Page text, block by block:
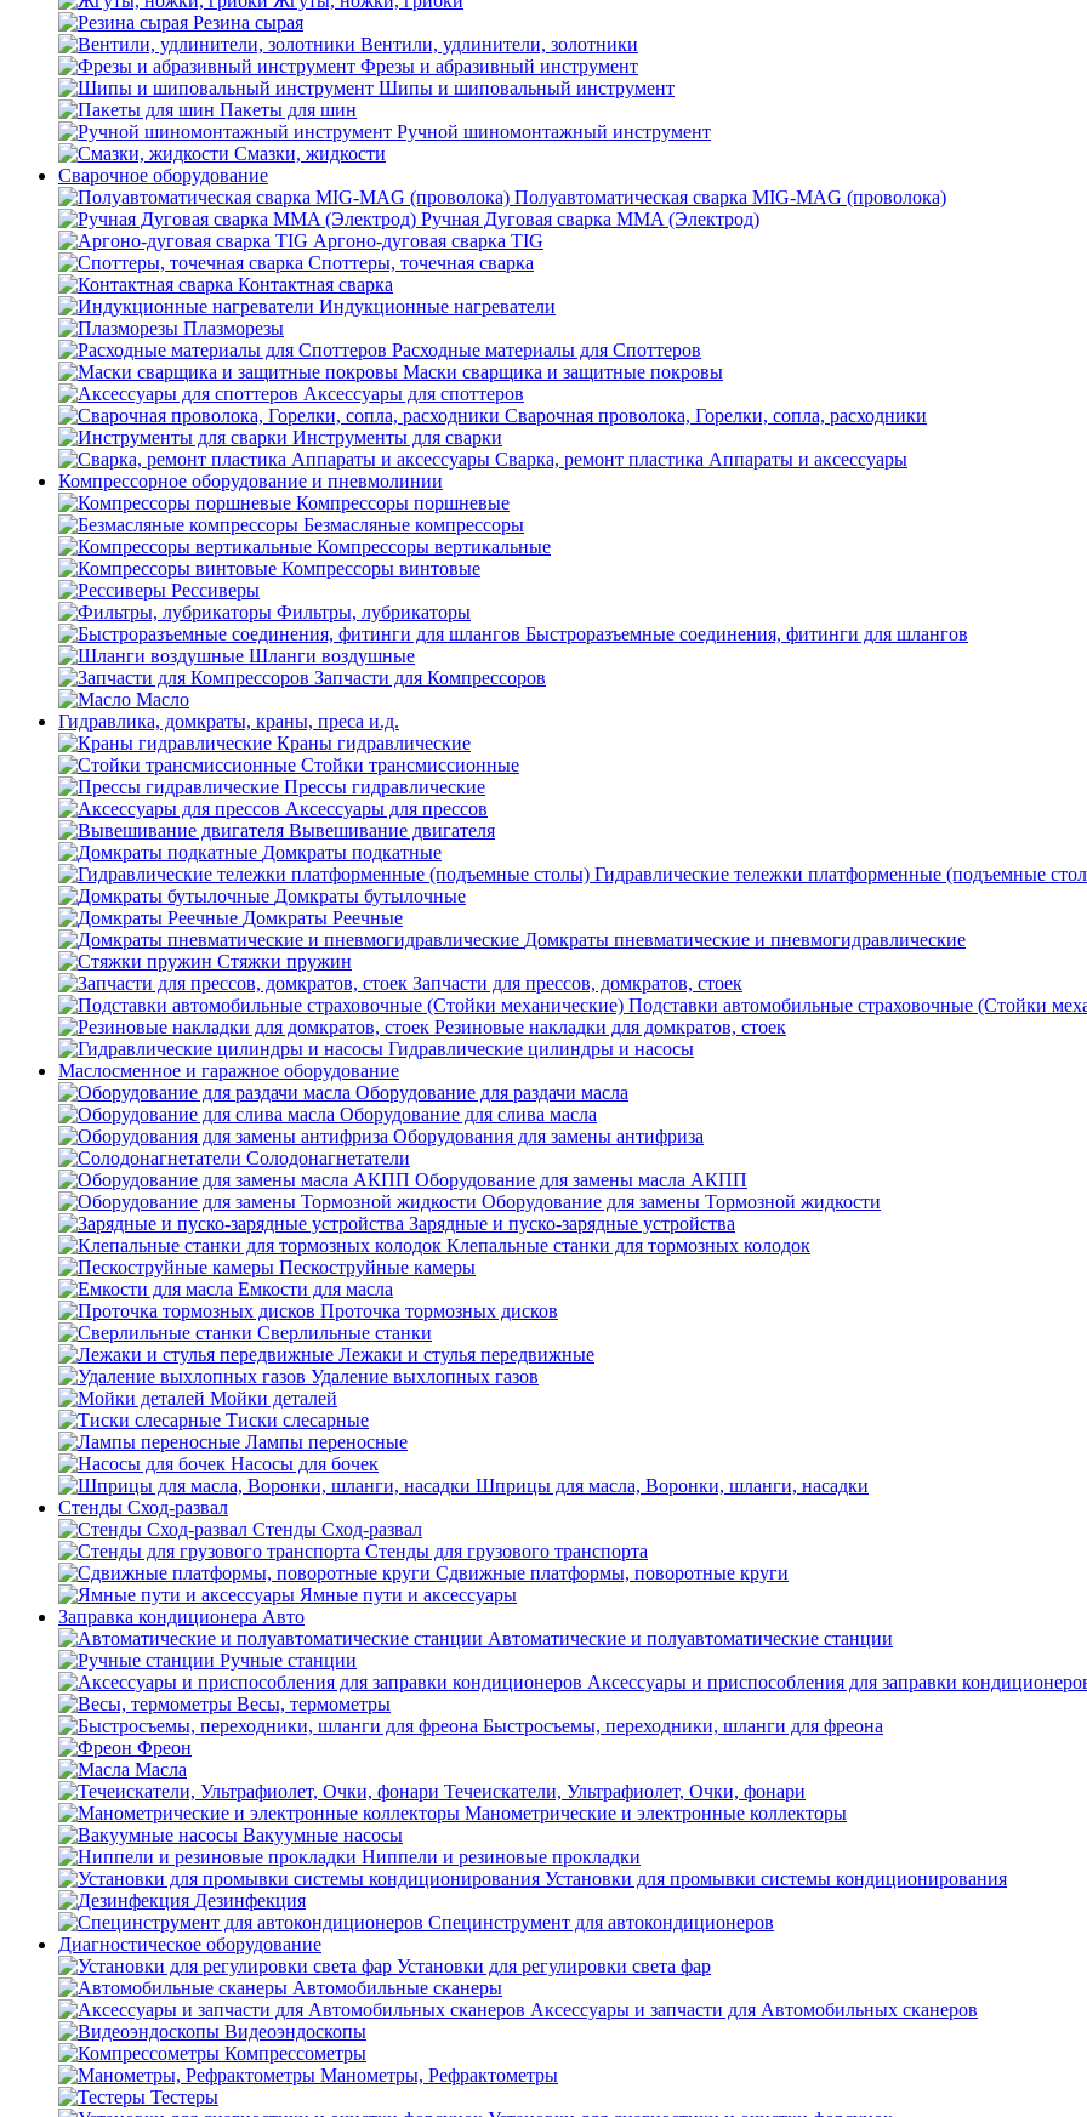
Резина сырая
Вентили, удлинители, золотники
Фрезы и абразивный инструмент
Шипы и шиповальный инструмент
Пакеты для шин
Ручной шиномонтажный инструмент
Смазки, жидкости
Сварочное оборудование
Полуавтоматическая сварка MIG-MAG (проволока)
Ручная Дуговая сварка MMA (Электрод)
Аргоно-дуговая сварка TIG
Споттеры, точечная сварка
Контактная сварка
Индукционные нагреватели
Плазморезы
Расходные материалы для Споттеров
Маски сварщика и защитные покровы
Аксессуары для споттеров
Сварочная проволока, Горелки, сопла, расходники
Инструменты для сварки
Сварка, ремонт пластика Аппараты и аксессуары
Компрессорное оборудование и пневмолинии
Компрессоры поршневые
Безмасляные компрессоры
Компрессоры вертикальные
Компрессоры винтовые
Рессиверы
Фильтры, лубрикаторы
Быстроразъемные соединения, фитинги для шлангов
Шланги воздушные
Запчасти для Компрессоров
Масло
Гидравлика, домкраты, краны, преса и.д.
Краны гидравлические
Стойки трансмиссионные
Прессы гидравлические
Аксессуары для прессов
Вывешивание двигателя
Домкраты подкатные
Гидравлические тележки платформенные (подъемные
Домкраты бутылочные
Домкраты Реечные
Домкраты пневматические и пневмогидравлические
Стяжки пружин
Запчасти для прессов, домкратов, стоек
Подставки автомобильные страховочные (Стойки
Резиновые накладки для домкратов, стоек
Гидравлические цилиндры и насосы
Маслосменное и гаражное оборудование
Оборудование для раздачи масла
Оборудование для слива масла
Оборудования для замены антифриза
Солодонагнетатели
Оборудование для замены масла АКПП
Оборудование для замены Тормозной жидкости
Зарядные и пуско-зарядные устройства
Клепальные станки для тормозных колодок
Пескоструйные камеры
Емкости для масла
Проточка тормозных дисков
Сверлильные станки
Лежаки и стулья передвижные
Удаление выхлопных газов
Мойки деталей
Тиски слесарные
Лампы переносные
Насосы для бочек
Шприцы для масла, Воронки, шланги, насадки
Стенды Сход-развал
Стенды Сход-развал
Стенды для грузового транспорта
Сдвижные платформы, поворотные круги
Ямные пути и аксессуары
Заправка кондиционера Авто
Автоматические и полуавтоматические станции
Ручные станции
Аксессуары и приспособления для заправки
Весы, термометры
Быстросъемы, переходники, шланги для фреона
Фреон
Масла
Течеискатели, Ультрафиолет, Очки, фонари
Манометрические и электронные коллекторы
Вакуумные насосы
Ниппели и резиновые прокладки
Установки для промывки системы кондиционирования
Дезинфекция
Специнструмент для автокондиционеров
Диагностическое оборудование
Установки для регулировки света фар
Автомобильные сканеры
Аксессуары и запчасти для Автомобильных сканеров
Видеоэндоскопы
Компрессометры
Манометры, Рефрактометры
Тестеры